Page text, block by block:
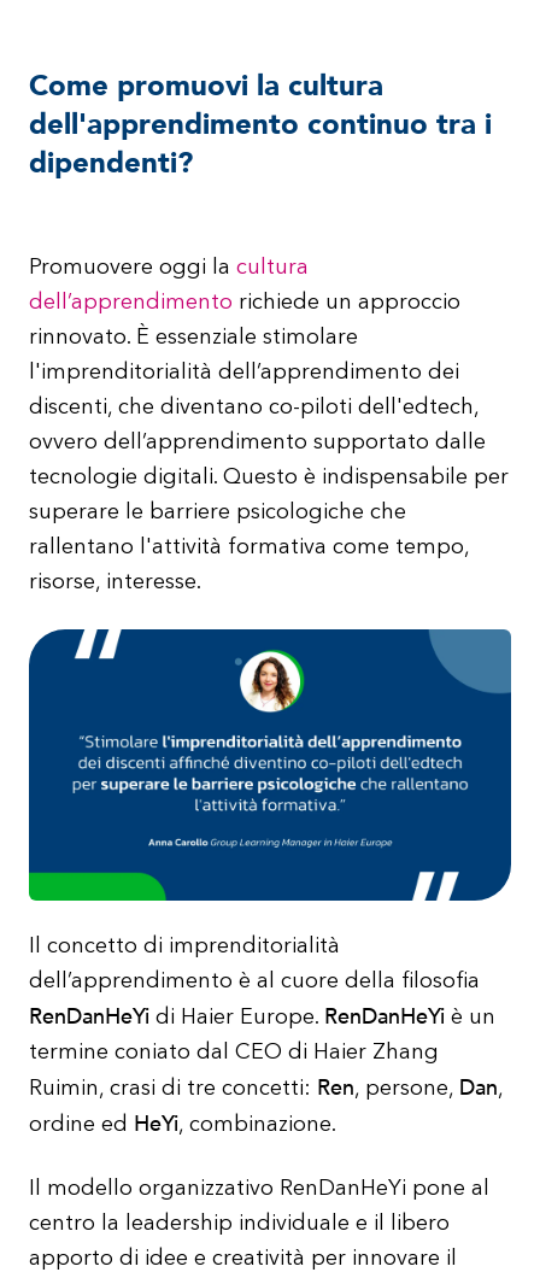
Come promuovi la cultura
dell'apprendimento continuo tra i
dipendenti?
Promuovere oggi la cultura
dell’apprendimento richiede un approccio
rinnovato. È essenziale stimolare
l'imprenditorialità dell’apprendimento dei
discenti, che diventano co-piloti dell'edtech,
ovvero dell’apprendimento supportato dalle
tecnologie digitali. Questo è indispensabile per
superare le barriere psicologiche che
rallentano l'attività formativa come tempo,
risorse, interesse.
Il concetto di imprenditorialità
dell’apprendimento è al cuore della filosofia
RenDanHeYi di Haier Europe. RenDanHeYi è un
termine coniato dal CEO di Haier Zhang
Ruimin, crasi di tre concetti: Ren, persone, Dan,
ordine ed HeYi, combinazione.
Il modello organizzativo RenDanHeYi pone al
centro la leadership individuale e il libero
apporto di idee e creatività per innovare il